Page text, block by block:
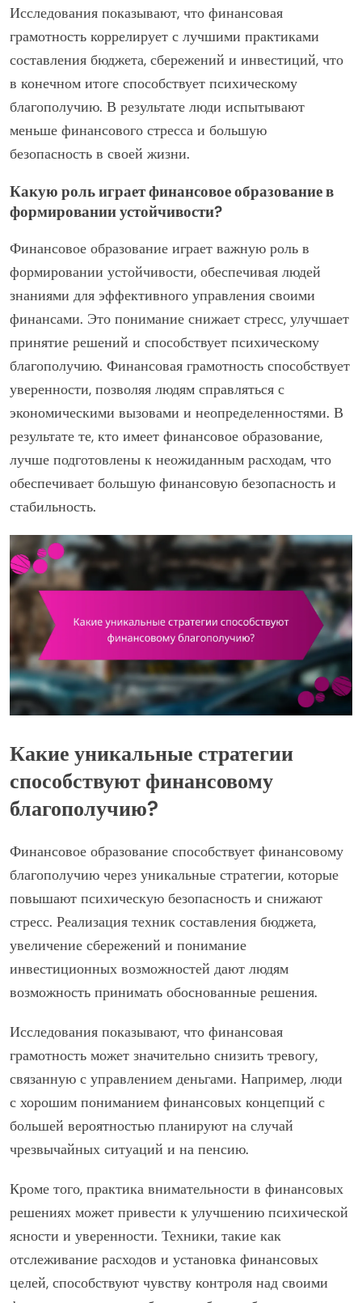
Исследования показывают, что финансовая
грамотность коррелирует с лучшими практиками
составления бюджета, сбережений и инвестиций, что
в конечном итоге способствует психическому
благополучию. В результате люди испытывают
меньше финансового стресса и большую
безопасность в своей жизни.
Какую роль играет финансовое образование в
формировании устойчивости?
Финансовое образование играет важную роль в
формировании устойчивости, обеспечивая людей
знаниями для эффективного управления своими
финансами. Это понимание снижает стресс, улучшает
принятие решений и способствует психическому
благополучию. Финансовая грамотность способствует
уверенности, позволяя людям справляться с
экономическими вызовами и неопределенностями. В
результате те, кто имеет финансовое образование,
лучше подготовлены к неожиданным расходам, что
обеспечивает большую финансовую безопасность и
стабильность.
Какие уникальные стратегии
способствуют финансовому
благополучию?
Финансовое образование способствует финансовому
благополучию через уникальные стратегии, которые
повышают психическую безопасность и снижают
стресс. Реализация техник составления бюджета,
увеличение сбережений и понимание
инвестиционных возможностей дают людям
возможность принимать обоснованные решения.
Исследования показывают, что финансовая
грамотность может значительно снизить тревогу,
связанную с управлением деньгами. Например, люди
с хорошим пониманием финансовых концепций с
большей вероятностью планируют на случай
чрезвычайных ситуаций и на пенсию.
Кроме того, практика внимательности в финансовых
решениях может привести к улучшению психической
ясности и уверенности. Техники, такие как
отслеживание расходов и установка финансовых
целей, способствуют чувству контроля над своими